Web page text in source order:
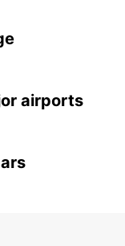
airports